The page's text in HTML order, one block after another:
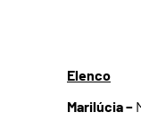
Elenco
Marilúcia –